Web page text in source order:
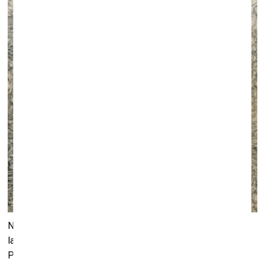
No 22. novembra līdz 2026. gada 22. jūnijam Pasaules
latviešu mākslas centra Sīpoliņa galerijā būs skatāma
Pētera Kārkliņa darbu izstāde “Pilošā zemapziņa: Pētera